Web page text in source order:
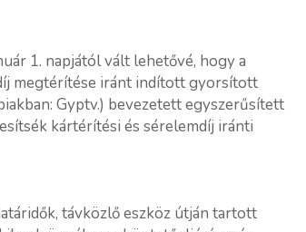
1. napjától vált lehetővé, hogy a
megtérítése iránt indított gyorsított
Gyptv.) bevezetett egyszerűsített
kártérítési és sérelemdíj iránti
távközlő eszköz útján tartott